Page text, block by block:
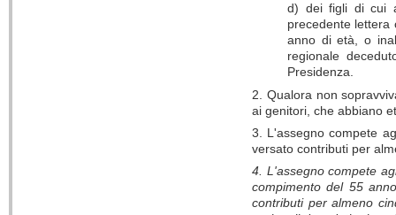
d) dei figli di cui
precedente lettera
anno di età, o
regionale
Presidenza.
2. Qualora non
ai genitori, che abbiano
3. L'assegno compete
versato contributi per
4. L'assegno compete
compimento del 55
contributi per almeno